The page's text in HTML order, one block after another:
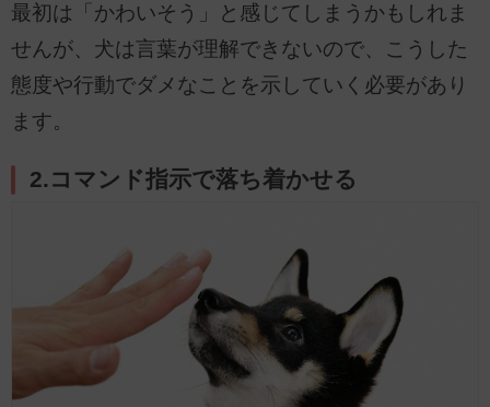
最初は「かわいそう」と感じてしまうかもしれま
せんが、犬は言葉が理解できないので、こうした
態度や行動でダメなことを示していく必要があり
ます。
2.コマンド指示で落ち着かせる